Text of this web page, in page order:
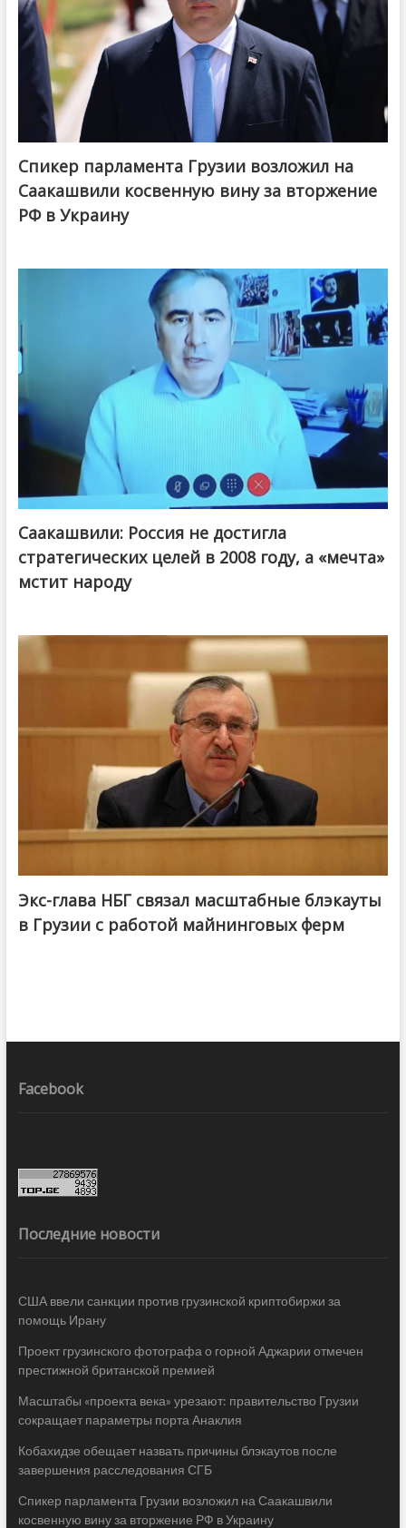
Спикер парламента Грузии возложил на
Саакашвили косвенную вину за вторжение
РФ в Украину
Саакашвили: Россия не достигла
стратегических целей в 2008 году, а «мечта»
мстит народу
Экс-глава НБГ связал масштабные блэкауты
в Грузии с работой майнинговых ферм
Facebook
Последние новости
США ввели санкции против грузинской криптобиржи за
помощь Ирану
Проект грузинского фотографа о горной Аджарии отмечен
престижной британской премией
Масштабы «проекта века» урезают: правительство Грузии
сокращает параметры порта Анаклия
Кобахидзе обещает назвать причины блэкаутов после
завершения расследования СГБ
Спикер парламента Грузии возложил на Саакашвили
косвенную вину за вторжение РФ в Украину